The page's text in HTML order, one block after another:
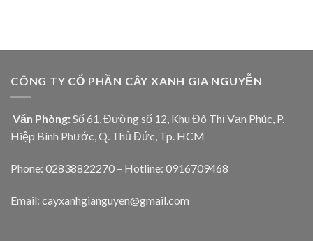
CÔNG TY CỔ PHẦN CÂY XANH GIA NGUYỄN
Văn Phòng: Số 61, Đường số 12, Khu Đô Thị Vạn Phúc, P.
Hiệp Bình Phước, Q. Thủ Đức, Tp. HCM
Phone: 02838822270 – Hotline: 0916709468
Email: cayxanhgianguyen@gmail.com